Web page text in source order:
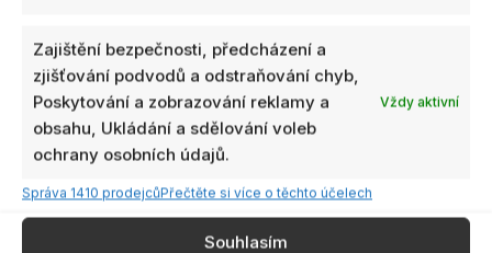
Zajištění bezpečnosti, předcházení a
zjišťování podvodů a odstraňování chyb,
Poskytování a zobrazování reklamy a
obsahu, Ukládání a sdělování voleb
ochrany osobních údajů.
Vždy aktivní
Správa 1410 prodejcůPřečtěte si více o těchto účelech
Souhlasím